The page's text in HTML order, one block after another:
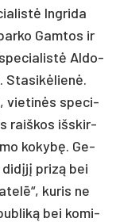
Ing­ri­da
Gam­tos ir
Al­do­
Sta­sikė­lienė.
vie­tinės spe­ci­
raiš­kos išs­kir­
ko­kybę. Ge­
pri­zą bei
ku­ris ne
bei ko­mi­